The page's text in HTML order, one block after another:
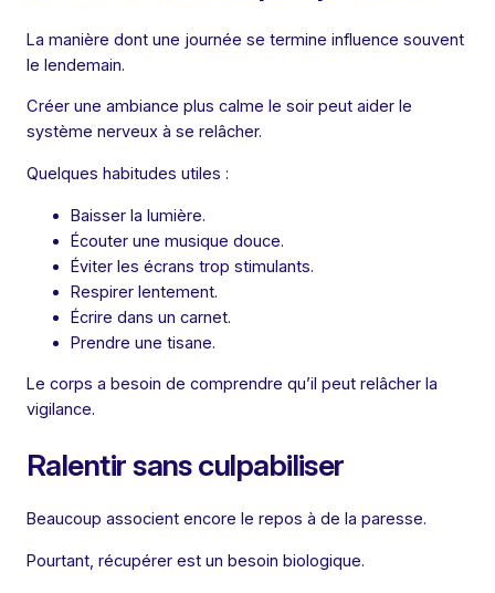
La manière dont une journée se termine influence souvent
le lendemain.
Créer une ambiance plus calme le soir peut aider le
système nerveux à se relâcher.
Quelques habitudes utiles :
Baisser la lumière.
Écouter une musique douce.
Éviter les écrans trop stimulants.
Respirer lentement.
Écrire dans un carnet.
Prendre une tisane.
Le corps a besoin de comprendre qu’il peut relâcher la
vigilance.
Ralentir sans culpabiliser
Beaucoup associent encore le repos à de la paresse.
Pourtant, récupérer est un besoin biologique.